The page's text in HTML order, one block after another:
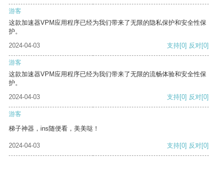
游客
这款加速器VPM应用程序已经为我们带来了无限的隐私保护和安全性保
护。
2024-04-03
支持[0] 反对[0]
游客
这款加速器VPM应用程序已经为我们带来了无限的流畅体验和安全性保
护。
2024-04-03
支持[0] 反对[0]
游客
梯子神器，ins随便看，美美哒！
2024-04-03 支持[0] 反对[0]